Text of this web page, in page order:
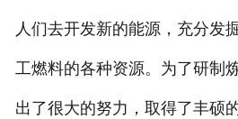
人们去开发新的能源，充分发
工燃料的各种资源。为了研制
出了很大的努力，取得了丰硕